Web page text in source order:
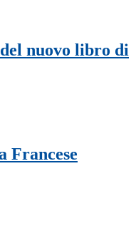
nuovo libro di
Francese